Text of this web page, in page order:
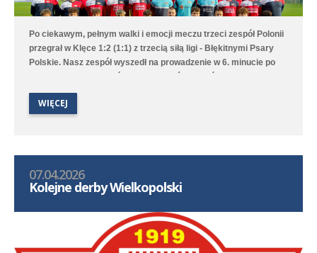
Po ciekawym, pełnym walki i emocji meczu trzeci zespół Polonii
przegrał w Klęce 1:2 (1:1) z trzecią siłą ligi - Błękitnymi Psary
Polskie. Nasz zespół wyszedł na prowadzenie w 6. minucie po
przerwą po mocno dyskusyjnym rzucie karnym. Błękitni wynik
meczu ustalili w 60. minucie i mimo prób Polonistom nie udało
się doprowadzić do wyrównania między innymi przez doskonałą
WIĘCEJ
07.04.2026
Kolejne derby Wielkopolski